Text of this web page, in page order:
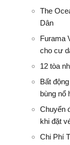
The
Dân
Furama
cho cư
12 tòa
Bất
bùng nổ
Chuyển
khi đặt
Chi Phí